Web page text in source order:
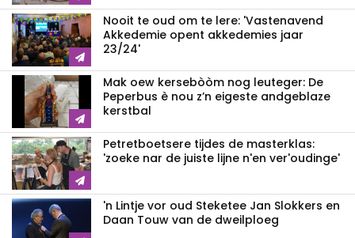
Nooit te oud om te lere: 'Vastenavend
Akkedemie opent akkedemies jaar
23/24'
Mak oew kersebòòm nog leuteger: De
Peperbus è nou z’n eigeste andgeblaze
kerstbal
Petretboetsere tijdes de masterklas:
'zoeke nar de juiste lijne n'en ver'oudinge'
'n Lintje vor oud Steketee Jan Slokkers en
Daan Touw van de dweilploeg